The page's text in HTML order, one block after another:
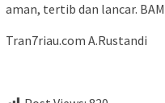
aman, tertib dan lancar.
Tran7riau.com A.Rustandi